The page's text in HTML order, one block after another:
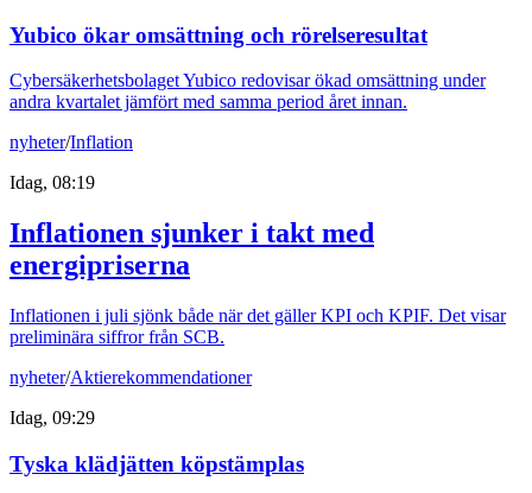
Yubico ökar omsättning och rörelseresultat
Cybersäkerhetsbolaget Yubico redovisar ökad omsättning under
andra kvartalet jämfört med samma period året innan.
nyheter/Inflation
Idag, 08:19
Inflationen sjunker i takt med
energipriserna
Inflationen i juli sjönk både när det gäller KPI och KPIF. Det visar
preliminära siffror från SCB.
nyheter/Aktierekommendationer
Idag, 09:29
Tyska klädjätten köpstämplas